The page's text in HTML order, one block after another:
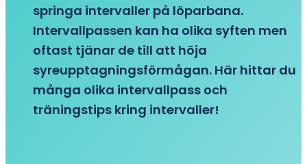
springa intervaller på löparbana.
Intervallpassen kan ha olika syften men
oftast tjänar de till att höja
syreupptagningsförmågan. Här hittar du
många olika intervallpass och
träningstips kring intervaller!